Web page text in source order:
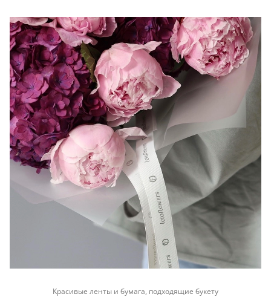
Красивые ленты и бумага, подходящие букету